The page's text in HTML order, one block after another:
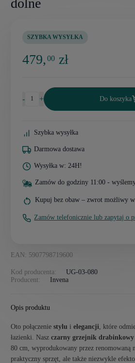
dolne
EAN: 5907798719600
Kod producenta:
UG-03-080
Producent:
Invena
SZYBKA WYSYŁKA
479,00 zł
- + Do koszyka
Szybka wysyłka
Darmowa dostawa
Wysyłka w: 24H!
Zamów do godziny 11:00 -
Kupuj bez obaw – zwrot możliwy w
Zamów telefonicznie lub zapytaj o
Opis produktu
Oto połączeniestylu ielegancji , które
łazienki. Naszczarny grzejnik drabinkowy
80 cm, wyprodukowany przez renomowaną
praktyczny sprzęt, ale także niezwykle